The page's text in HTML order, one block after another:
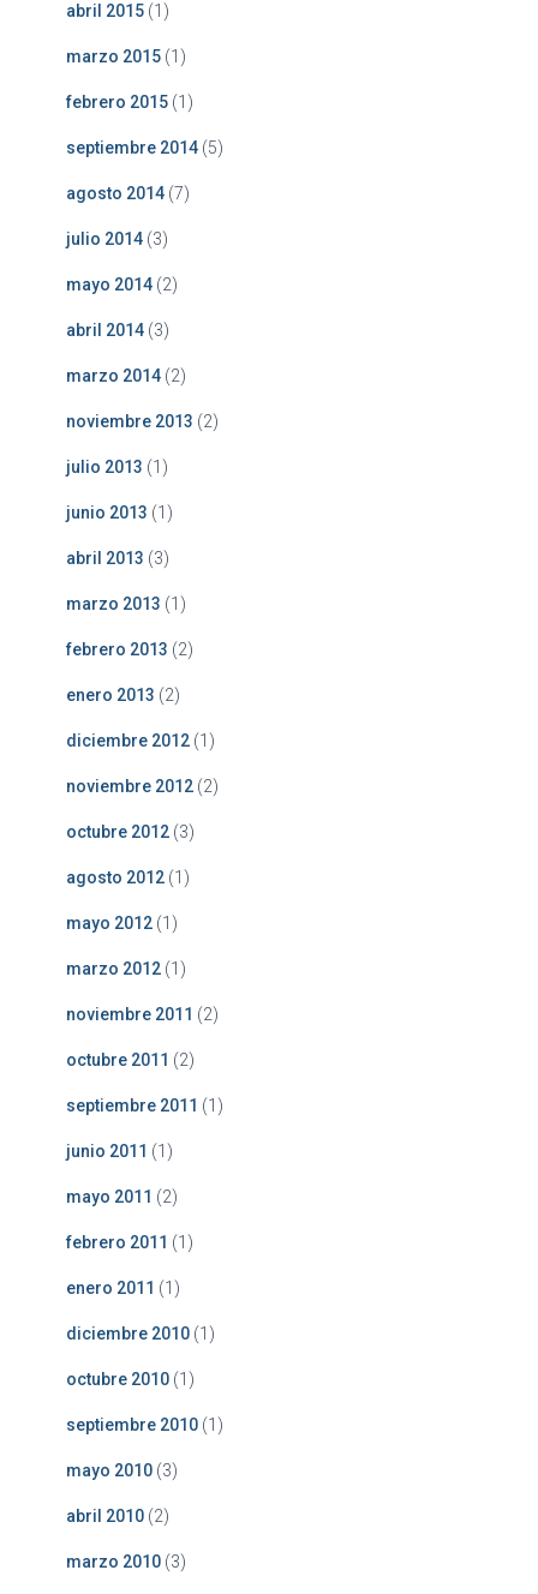
abril 2015 (1)
marzo 2015 (1)
febrero 2015 (1)
septiembre 2014 (5)
agosto 2014 (7)
julio 2014 (3)
mayo 2014 (2)
abril 2014 (3)
marzo 2014 (2)
noviembre 2013 (2)
julio 2013 (1)
junio 2013 (1)
abril 2013 (3)
marzo 2013 (1)
febrero 2013 (2)
enero 2013 (2)
diciembre 2012 (1)
noviembre 2012 (2)
octubre 2012 (3)
agosto 2012 (1)
mayo 2012 (1)
marzo 2012 (1)
noviembre 2011 (2)
octubre 2011 (2)
septiembre 2011 (1)
junio 2011 (1)
mayo 2011 (2)
febrero 2011 (1)
enero 2011 (1)
diciembre 2010 (1)
octubre 2010 (1)
septiembre 2010 (1)
mayo 2010 (3)
abril 2010 (2)
marzo 2010 (3)